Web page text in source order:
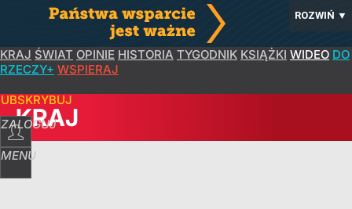
ROZWIŃ ▼
KRAJ ŚWIAT OPINIE HISTORIA TYGODNIK KSIĄŻKI WIDEO DO
RZECZY+ WSPIERAJ
ZALOGUJ
MENU
KRAJ